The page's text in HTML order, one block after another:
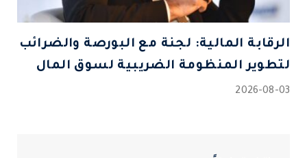
الرقابة المالية: لجنة مع البورصة والضرائب
لتطوير المنظومة الضريبية لسوق المال
2026-08-03